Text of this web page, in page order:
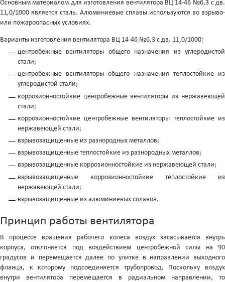
Основным материалом для изготовления вентилятора ВЦ 14-46 №6,3 с дв.
11,0/1000 является сталь. Алюминиевые сплавы используются во взрыво-
или пожароопасных условиях.
Варианты изготовления вентилятора ВЦ 14-46 №6,3 с дв. 11,0/1000:
центробежные вентиляторы общего назначения из углеродистой
стали;
центробежные вентиляторы общего назначения теплостойкие из
углеродистой стали;
коррозионностойкие центробежные вентиляторы из нержавеющей
стали;
коррозионностойкие центробежные вентиляторы теплостойкие из
нержавеющей стали;
взрывозащищенные из разнородных металлов;
взрывозащищенные теплостойкие из разнородных металлов;
взрывозащищенные коррозионностойкие из нержавеющей стали;
взрывозащищенные коррозионностойкие теплостойкие из
нержавеющей стали;
взрывозащищенные из алюминиевых сплавов.
Принцип работы вентилятора
В процессе вращения рабочего колеса воздух засасывается внутрь
корпуса, отклоняется под воздействием центробежной силы на 90
градусов и перемещается далее по улитке в направлении выходного
фланца, к которому подсоединяется трубопровод. Поскольку воздух
внутри вентилятора перемещается в радиальном направлении, то